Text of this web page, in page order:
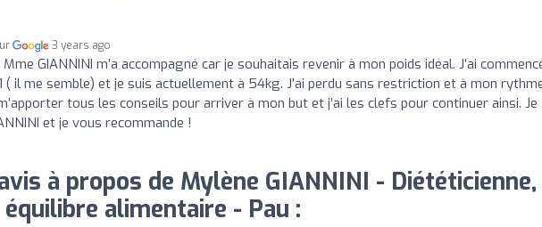
3 years ago
Mme GIANNINI m’a accompagné car je souhaitais revenir à mon poids idéal. J’ai
( il me semble) et je suis actuellement à 54kg. J’ai perdu sans restriction et à mon
tous les conseils pour arriver à mon but et j’ai les clefs pour continuer ainsi. Je
et je vous recommande !
à propos de Mylène GIANNINI - Diététicienne,
alimentaire - Pau :